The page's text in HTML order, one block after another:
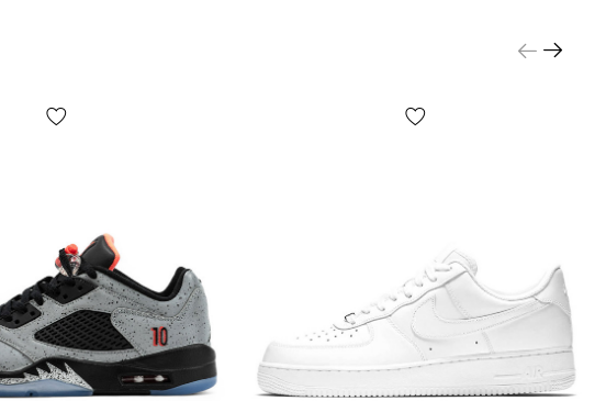
експлуатується навіть взимку.
Товари доставляються транспортною компанією «Нова
Пошта» зналожкою. Оплата після примірки
та огляду при
отриманні (будь-яким способом: готівкою/
картою).Самовивозу чи шоуруму — немає! Вартість
доставки спалчується окремо від вартості товару за
тарифами перевізника, середній час доставки складає1-3